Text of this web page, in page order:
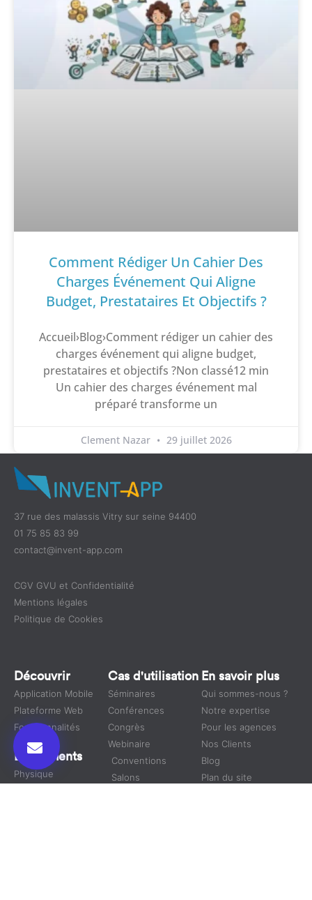
Comment Rédiger Un Cahier Des
Charges Événement Qui Aligne
Budget, Prestataires Et Objectifs ?
Accueil›Blog›Comment rédiger un cahier des
charges événement qui aligne budget,
prestataires et objectifs ?Non classé12 min
Un cahier des charges événement mal
préparé transforme un
Clement Nazar 29 juillet 2026
37 rue des malassis Vitry sur seine 94400
01 75 85 83 99
contact@invent-app.com
CGV GVU et Confidentialité
Mentions légales
Politique de Cookies
Découvrir
Application Mobile
Plateforme Web
Fonctionnalités
Événements
Physique
Cas d'utilisation
Séminaires
Conférences
Congrès
Webinaire
Conventions
Salons
En savoir plus
Qui sommes-nous ?
Notre expertise
Pour les agences
Nos Clients
Blog
Plan du site